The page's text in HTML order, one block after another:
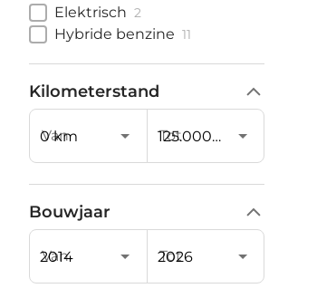
Elektrisch 2
Hybride benzine 11
Kilometerstand
Van Tot
Bouwjaar
Van Tot